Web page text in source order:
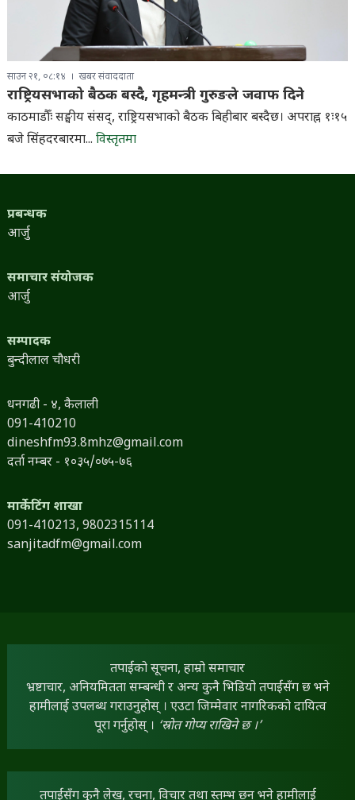
साउन २१, ०८:१४ खबर संवाददाता
राष्ट्रियसभाको बैठक बस्दै, गृहमन्त्री गुरुङले जवाफ दिने
काठमाडौँः सङ्घीय संसद्, राष्ट्रियसभाको बैठक बिहीबार बस्दैछ। अपराह्न १ः१५
बजे सिंहदरबारमा... विस्तृतमा
प्रबन्धक
आर्जु
समाचार संयोजक
आर्जु
सम्पादक
बुन्दीलाल चौधरी
धनगढी - ४, कैलाली
091-410210
dineshfm93.8mhz@gmail.com
दर्ता नम्बर - १०३५/०७५-७६
मार्केटिंग शाखा
091-410213, 9802315114
sanjitadfm@gmail.com
तपाईंको सूचना, हाम्रो समाचार
भ्रष्टाचार, अनियमितता सम्बन्धी र अन्य कुनै भिडियो तपाईंसँग छ भने
हामीलाई उपलब्ध गराउनुहोस् । एउटा जिम्मेवार नागरिकको दायित्व
पूरा गर्नुहोस् । ‘स्रोत गोप्य राखिने छ ।’
तपाईंसँग कुनै लेख, रचना, विचार तथा स्तम्भ छन् भने हामीलाई